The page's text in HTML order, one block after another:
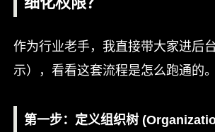
作为行业老手，我直接带大家进后
示），看看这套流程是怎么跑通的。
第一步：定义组织树